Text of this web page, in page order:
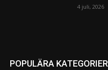
4 juli, 2026
POPULÄRA KATEGORIER